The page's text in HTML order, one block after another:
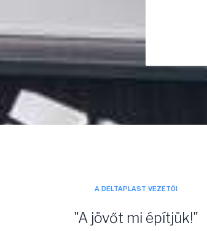
A DELTAPLAST VEZETŐI
"A jövőt mi építjük!"